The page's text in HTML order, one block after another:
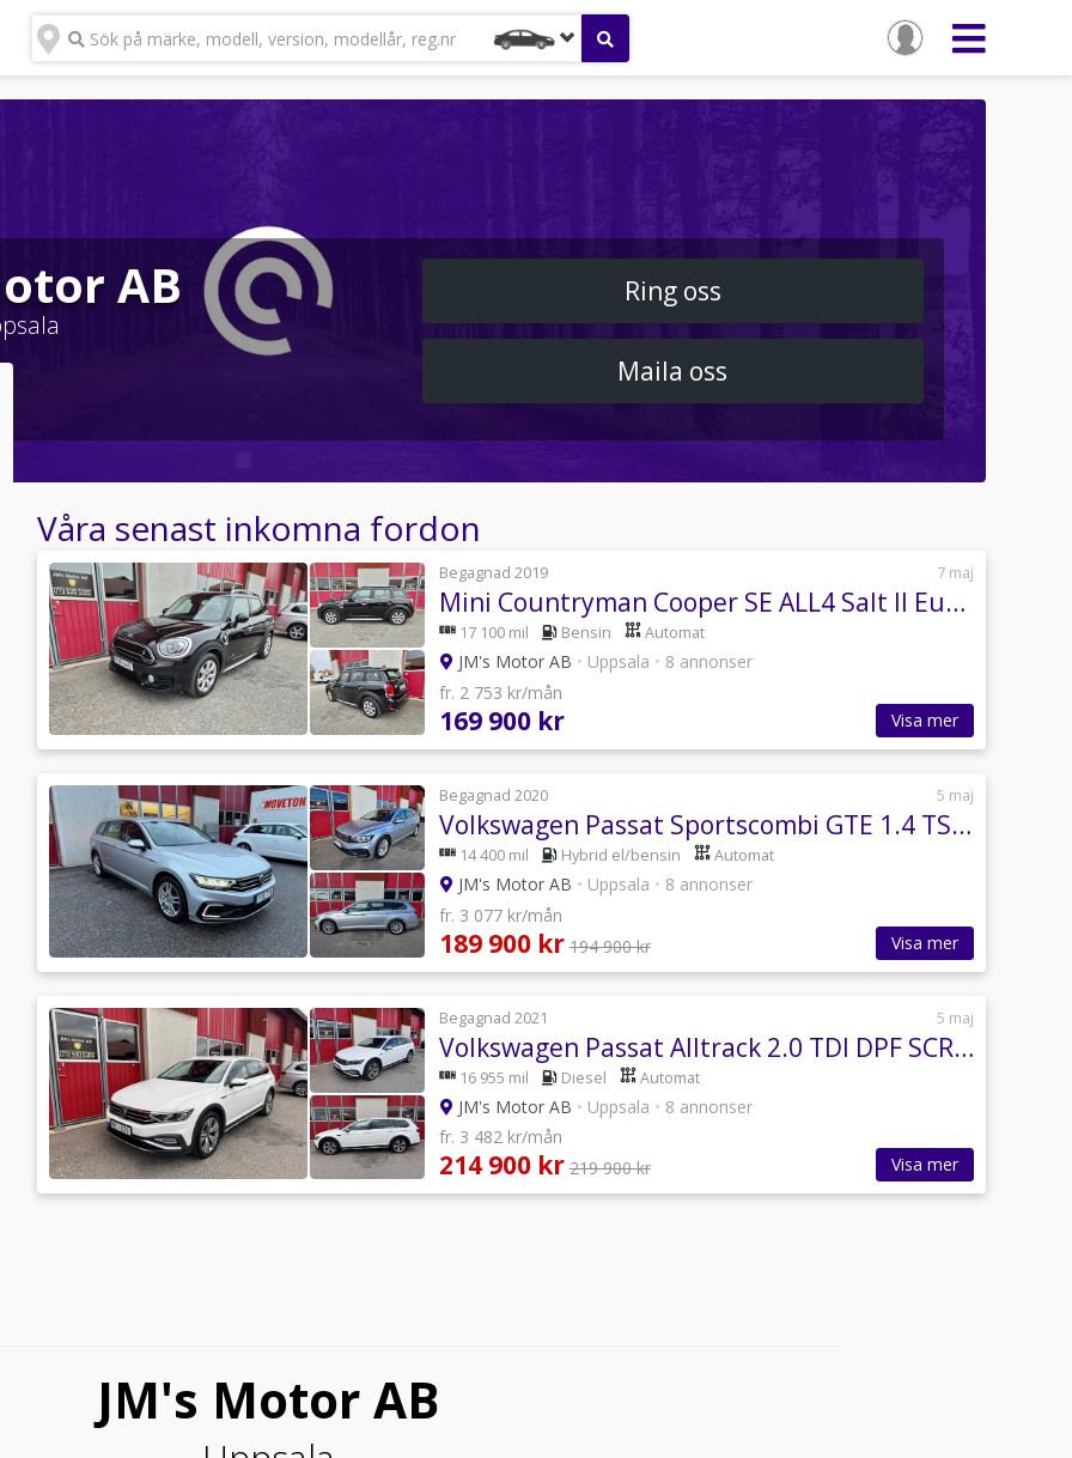
Sök på märke, modell, version, modellår, reg.nr
AB Ring oss
Maila oss
Våra senast inkomna fordon
Begagnad 2019 7 maj
Mini Countryman Cooper SE ALL4 Salt II Euro 6
17 100 mil Bensin Automat
JM's Motor AB • Uppsala • 8 annonser
fr. 2 753 kr/mån
169 900 kr Visa mer
Begagnad 2020 5 maj
Volkswagen Passat Sportscombi GTE 1.4 TSI ACT OPF GTE Euro 6 MOMS
14 400 mil Hybrid el/bensin Automat
JM's Motor AB • Uppsala • 8 annonser
fr. 3 077 kr/mån
189 900 kr 194 900 kr Visa mer
Begagnad 2021 5 maj
Volkswagen Passat Alltrack 2.0 TDI DPF SCR 4Motion Alltrack Drag Moms
16 955 mil Diesel Automat
JM's Motor AB • Uppsala • 8 annonser
fr. 3 482 kr/mån
214 900 kr 219 900 kr Visa mer
JM's Motor AB